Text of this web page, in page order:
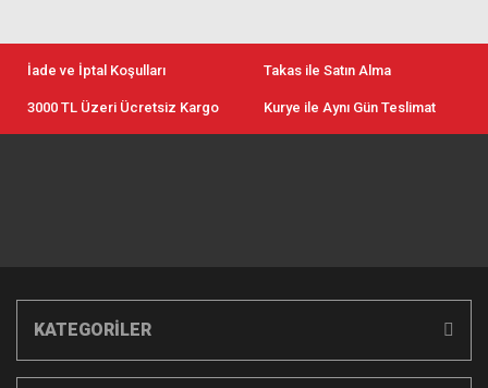
İade ve İptal Koşulları Takas ile Satın Alma
3000 TL Üzeri Ücretsiz Kargo Kurye ile Aynı Gün Teslimat
KATEGORİLER